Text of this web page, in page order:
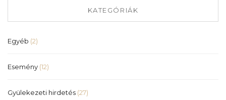
KATEGÓRIÁK
Egyéb (2)
Esemény (12)
Gyülekezeti hirdetés (27)